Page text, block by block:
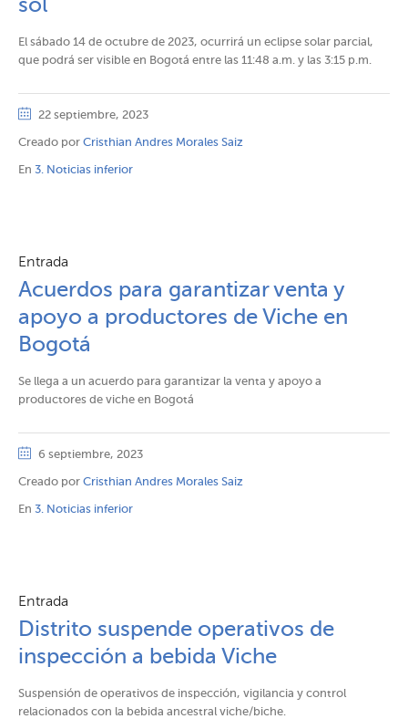
sol​​
El sábado 14 de octubre de 2023, ocurrirá un eclipse solar parcial,
que podrá ser visible en Bogotá entre las 11:48 a.m. y las 3:15 p.m.
22 septiembre, 2023
Creado por Cristhian Andres Morales Saiz
En 3. Noticias inferior
Entrada
Acuerdos para garantizar venta y
apoyo a productores de Viche en
Bogotá
Se llega a un acuerdo para garantizar la venta y apoyo a
productores de viche en Bogotá
6 septiembre, 2023
Creado por Cristhian Andres Morales Saiz
En 3. Noticias inferior
Entrada
Distrito suspende operativos de
inspección a bebida Viche
Suspensión de operativos de inspección, vigilancia y control
relacionados con la bebida ancestral viche/biche.